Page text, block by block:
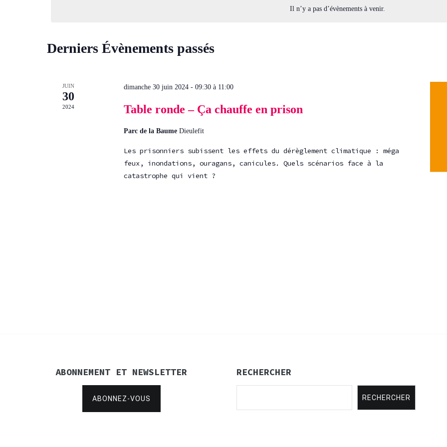
Il n’y a pas d’évènements à venir.
Derniers Évènements passés
JUIN
30
2024
dimanche 30 juin 2024 - 09:30à 11:00
Table ronde – Ça chauffe en prison
Parc de la Baume Dieulefit
Les prisonniers subissent les effets du dérèglement climatique : méga
feux, inondations, ouragans, canicules. Quels scénarios face à la
catastrophe qui vient ?
ABONNEMENT ET NEWSLETTER
ABONNEZ-VOUS
RECHERCHER
RECHERCHER